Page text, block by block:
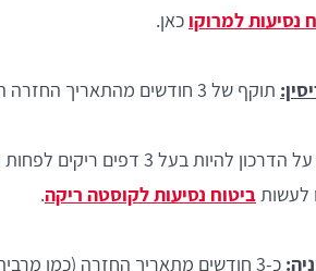
נסיעות למרוקו כאן.
תוקף של 3 חודשים מהתאריך החזרה המשוער לארץ.
לעשותביטוח נסיעות לקוסטה ריקה.
כ-3 חודשים מתאריך החזרה (כמו מרבית מדינות אירופה).